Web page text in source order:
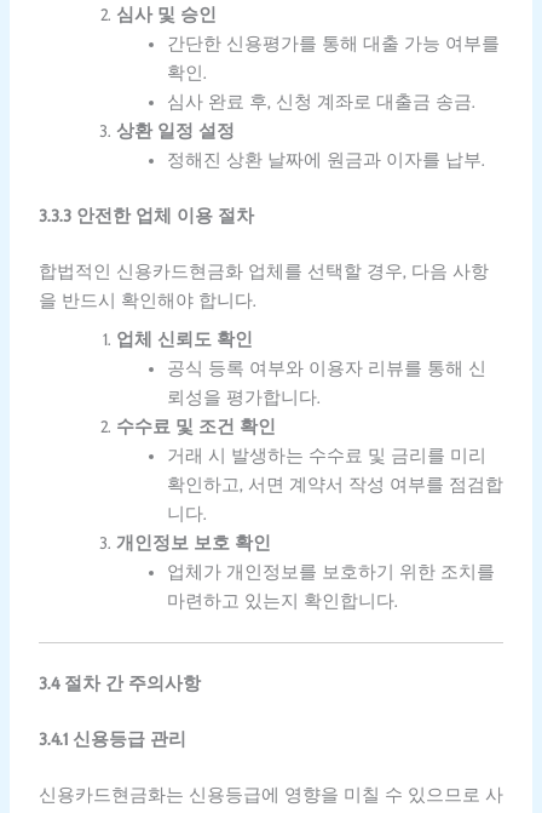
심사 및 승인
간단한 신용평가를 통해 대출 가능 여부를
확인.
심사 완료 후, 신청 계좌로 대출금 송금.
상환 일정 설정
정해진 상환 날짜에 원금과 이자를 납부.
3.3.3 안전한 업체 이용 절차
합법적인 신용카드현금화 업체를 선택할 경우, 다음 사항
을 반드시 확인해야 합니다.
업체 신뢰도 확인
공식 등록 여부와 이용자 리뷰를 통해 신
뢰성을 평가합니다.
수수료 및 조건 확인
거래 시 발생하는 수수료 및 금리를 미리
확인하고, 서면 계약서 작성 여부를 점검합
니다.
개인정보 보호 확인
업체가 개인정보를 보호하기 위한 조치를
마련하고 있는지 확인합니다.
3.4 절차 간 주의사항
3.4.1 신용등급 관리
신용카드현금화는 신용등급에 영향을 미칠 수 있으므로 사